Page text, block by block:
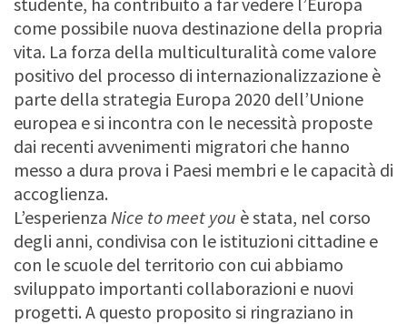
come possibile nuova destinazione della propria
vita. La forza della multiculturalità come valore
positivo del processo di internazionalizzazione è
parte della strategia Europa 2020 dell’Unione
europea e si incontra con le necessità proposte
dai recenti avvenimenti migratori che hanno
messo a dura prova i Paesi membri e le capacità di
accoglienza.
L’esperienza Nice to meet you è stata, nel corso
degli anni, condivisa con le istituzioni cittadine e
con le scuole del territorio con cui abbiamo
sviluppato importanti collaborazioni e nuovi
progetti. A questo proposito si ringraziano in